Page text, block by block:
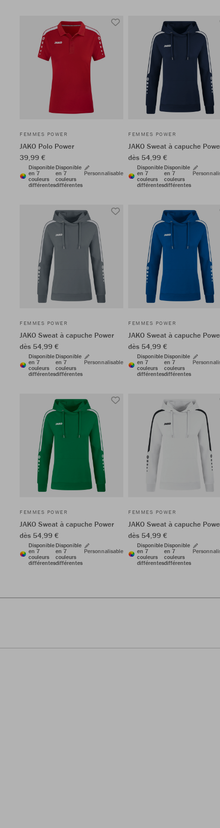
FEMMES POWER
JAKO Polo Power
39,99 €
Disponible
en 7
couleurs
différentes
Disponible
en 7
couleurs
différentes
Personnalisable
FEMMES POWER
JAKO Sweat à capuche
dès 54,99 €
Disponible
en 7
couleurs
différentes
Disponible
en 7
couleurs
différentes
FEMMES POWER
JAKO Sweat à capuche Power
dès 54,99 €
Disponible
en 7
couleurs
différentes
Disponible
en 7
couleurs
différentes
Personnalisable
FEMMES POWER
JAKO Sweat à capuche
dès 54,99 €
Disponible
en 7
couleurs
différentes
Disponible
en 7
couleurs
différentes
FEMMES POWER
JAKO Sweat à capuche Power
dès 54,99 €
Disponible
en 7
couleurs
différentes
Disponible
en 7
couleurs
différentes
Personnalisable
FEMMES POWER
JAKO Sweat à capuche
dès 54,99 €
Disponible
en 7
couleurs
différentes
Disponible
en 7
couleurs
différentes